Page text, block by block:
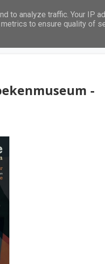
Pabo leeslijst In het
-
to analyze traffic. Your IP
to ensure quality of